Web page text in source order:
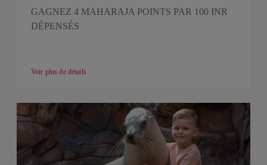
GAGNEZ 4 MAHARAJA POINTS PAR 100 INR
DÉPENSÉS
Voir plus de détails